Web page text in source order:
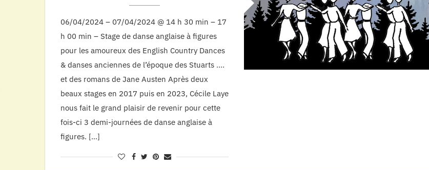
06/04/2024 – 07/04/2024 @ 14 h 30 min – 17
h 00 min – Stage de danse anglaise à figures
pour les amoureux des English Country Dances
& danses anciennes de l’époque des Stuarts ….
et des romans de Jane Austen Après deux
beaux stages en 2017 puis en 2023, Cécile Laye
nous fait le grand plaisir de revenir pour cette
fois-ci 3 demi-journées de danse anglaise à
figures. […]